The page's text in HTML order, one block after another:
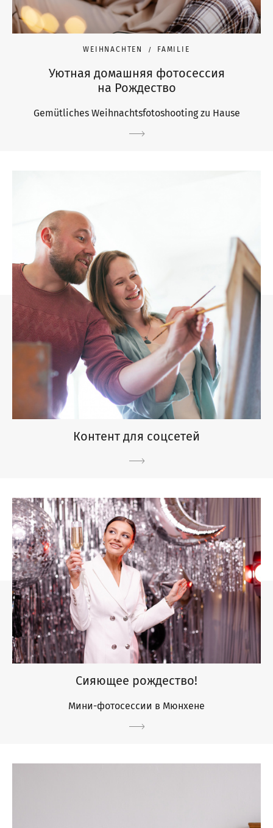
WEIHNACHTEN FAMILIE
Уютная домашняя фотосессия
на Рождество
Gemütliches Weihnachtsfotoshooting zu Hause
Контент для соцсетей
Сияющее рождество!
Мини-фотосессии в Мюнхене